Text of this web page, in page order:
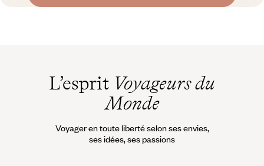
L’esprit Voyageurs du
Monde
Voyager en toute liberté selon ses envies,
ses idées, ses passions